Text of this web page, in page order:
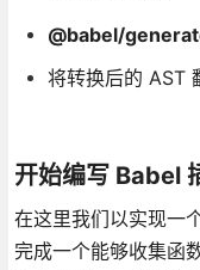
@babel/
将转换后的 AST
开始编写 Babel
在这里我们以实现一
完成一个能够收集函